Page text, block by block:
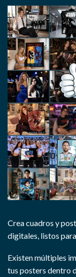
Crea cuadros y
digitales, listos
Existen múltiples
tus posters dentro